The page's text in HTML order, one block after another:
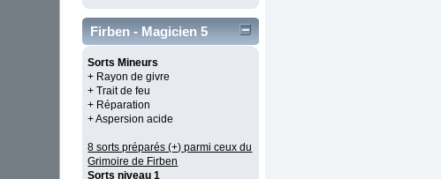
Firben - Magicien 5
Sorts Mineurs
+ Rayon de givre
+ Trait de feu
+ Réparation
+ Aspersion acide
8 sorts préparés (+) parmi ceux du
Grimoire de Firben
Sorts niveau 1